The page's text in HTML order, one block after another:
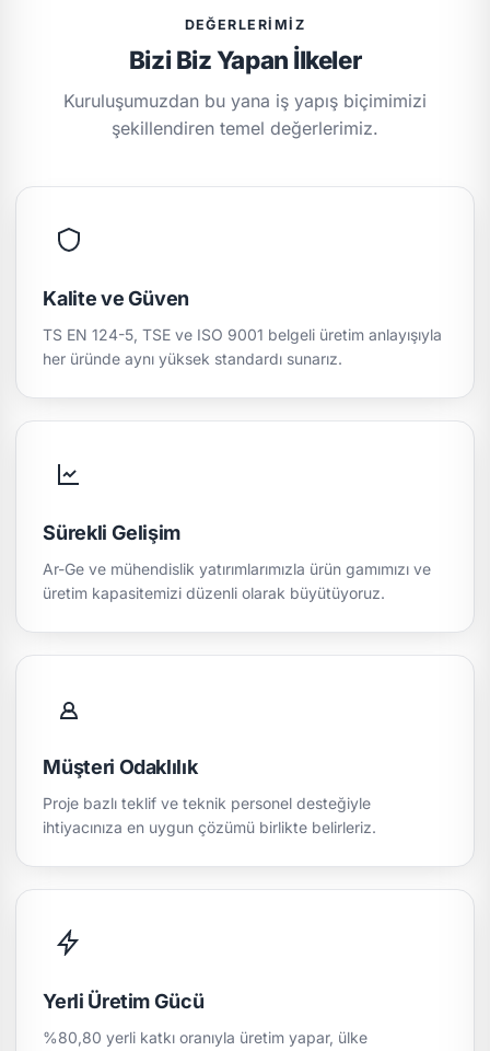
DEĞERLERIMIZ
Bizi Biz Yapan İlkeler
Kuruluşumuzdan bu yana iş yapış biçimimizi
şekillendiren temel değerlerimiz.
Kalite ve Güven
TS EN 124-5, TSE ve ISO 9001 belgeli üretim anlayışıyla
her üründe aynı yüksek standardı sunarız.
Sürekli Gelişim
Ar-Ge ve mühendislik yatırımlarımızla ürün gamımızı ve
üretim kapasitemizi düzenli olarak büyütüyoruz.
Müşteri Odaklılık
Proje bazlı teklif ve teknik personel desteğiyle
ihtiyacınıza en uygun çözümü birlikte belirleriz.
Yerli Üretim Gücü
%80,80 yerli katkı oranıyla üretim yapar, ülke